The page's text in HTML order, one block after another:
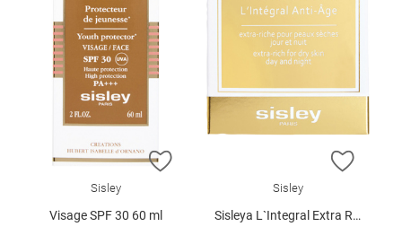
ZUR WUNSCHLISTE HINZUFÜGEN
Sisley
Visage SPF 30 60 ml
ZUR
Sisley
Sisleya L`Integral Extra Rich 50 ml